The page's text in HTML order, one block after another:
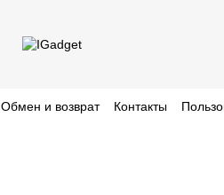
Обмен и возврат Контакты